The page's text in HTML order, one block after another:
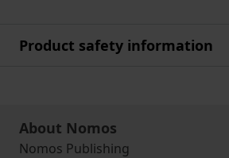
Product safety information
About Nomos
Nomos Publishing